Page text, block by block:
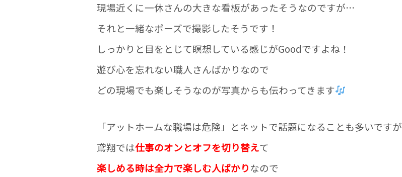
現場近くに一休さんの大きな看板があったそうなのですが…
それと一緒なポーズで撮影したそうです！
しっかりと目をとじて瞑想している感じがGoodですよね！
遊び心を忘れない職人さんばかりなので
どの現場でも楽しそうなのが写真からも伝わってきます
「アットホームな職場は危険」とネットで話題になることも多いですが
鳶翔では仕事のオンとオフを切り替えて
楽しめる時は全力で楽しむ人ばかりなので